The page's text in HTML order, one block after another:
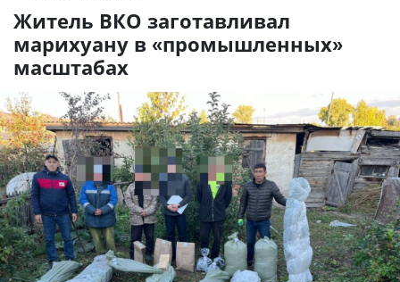
Житель ВКО заготавливал
марихуану в «промышленных»
масштабах